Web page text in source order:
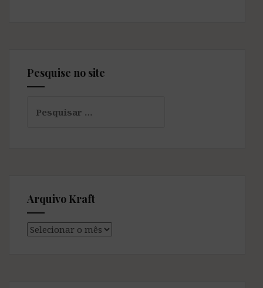
Pesquise no site
por:
Arquivo Kraft
Arquivo